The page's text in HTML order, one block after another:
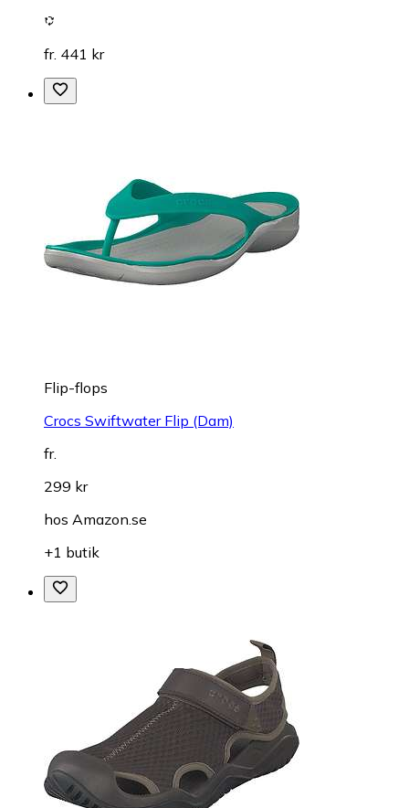
fr. 441 kr
Flip-flops
Crocs Swiftwater Flip (Dam)
fr.
299 kr
hos Amazon.se
+1 butik